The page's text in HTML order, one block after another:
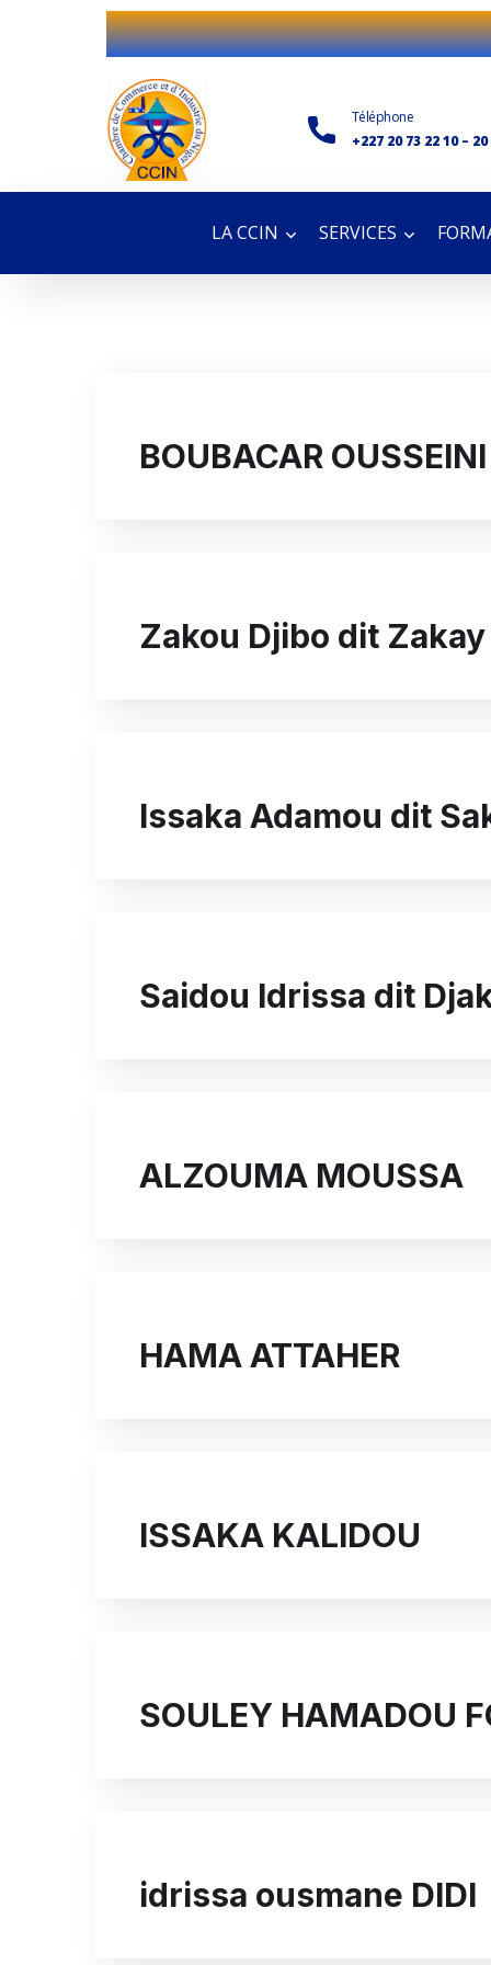
Téléphone
+227 20 73 22 10 –
LA CCIN SERVICES
BOUBACAR OUSSEINI
Zakou Djibo dit Zakay
Issaka Adamou dit
Saidou Idrissa dit
ALZOUMA MOUSSA
HAMA ATTAHER
ISSAKA KALIDOU
SOULEY HAMADOU
idrissa ousmane DIDI